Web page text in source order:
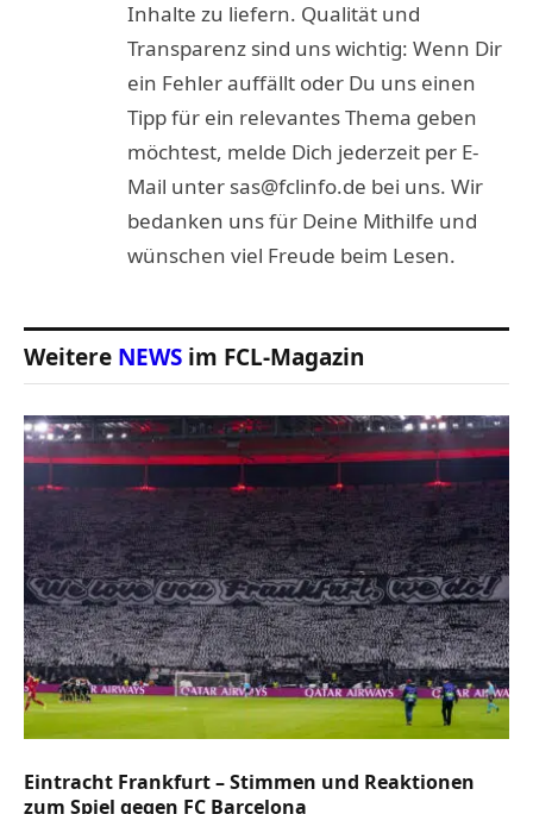
Inhalte zu liefern. Qualität und
Transparenz sind uns wichtig: Wenn Dir
ein Fehler auffällt oder Du uns einen
Tipp für ein relevantes Thema geben
möchtest, melde Dich jederzeit per E-
Mail unter sas@fclinfo.de bei uns. Wir
bedanken uns für Deine Mithilfe und
wünschen viel Freude beim Lesen.
Weitere NEWS im FCL-Magazin
Eintracht Frankfurt – Stimmen und Reaktionen
zum Spiel gegen FC Barcelona